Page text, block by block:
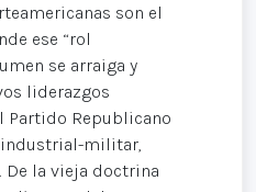
son el
ese “rol
se arraiga y
liderazgos
Partido Republicano
militar,
De la vieja doctrina